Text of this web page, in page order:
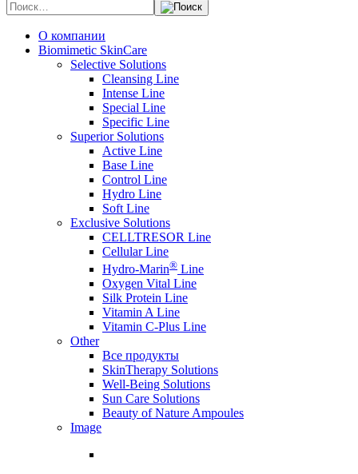
О компании
Biomimetic SkinCare
Selective Solutions
Cleansing Line
Intense Line
Special Line
Specific Line
Superior Solutions
Active Line
Base Line
Control Line
Hydro Line
Soft Line
Exclusive Solutions
CELLTRESOR Line
Cellular Line
Hydro-Marin® Line
Oxygen Vital Line
Silk Protein Line
Vitamin A Line
Vitamin C-Plus Line
Other
Все продукты
SkinTherapy Solutions
Well-Being Solutions
Sun Care Solutions
Beauty of Nature Ampoules
Image